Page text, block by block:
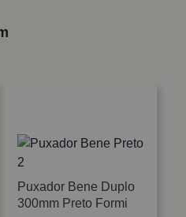
Puxador Bene Duplo
300mm Preto Formi